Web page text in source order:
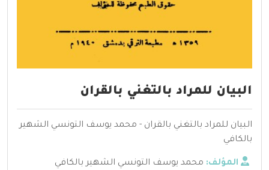
البيان للمراد بالتغني بالقران
البيان للمراد بالتغني بالقران - محمد يوسف التونسي الشهير
بالكافي
المؤلف: محمد يوسف التونسي الشهير بالكافي